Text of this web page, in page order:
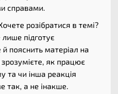
справами.
Хочете розібратися в темі?
підготує
пояснить матеріал на
як працює
та чи інша реакція
так, а не інакше.